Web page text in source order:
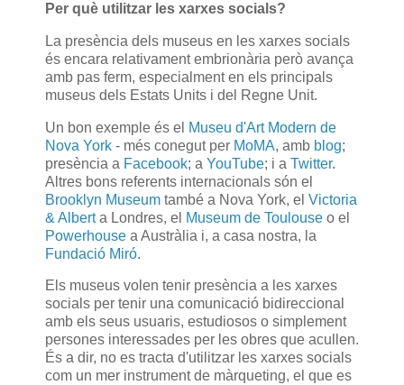
Per què utilitzar les xarxes socials?
La presència dels museus en les xarxes socials
és encara relativament embrionària però avança
amb pas ferm, especialment en els principals
museus dels Estats Units i del Regne Unit.
Un bon exemple és el Museu d'Art Modern de
Nova York - més conegut per MoMA, amb blog;
presència a Facebook; a YouTube; i a Twitter.
Altres bons referents internacionals són el
Brooklyn Museum també a Nova York, el Victoria
& Alberta Londres, el Museum de Toulouse o el
Powerhouse a Austràlia i, a casa nostra, la
Fundació Miró.
Els museus volen tenir presència a les xarxes
socials per tenir una comunicació bidireccional
amb els seus usuaris, estudiosos o simplement
persones interessades per les obres que acullen.
És a dir, no es tracta d'utilitzar les xarxes socials
com un mer instrument de màrqueting, el que es